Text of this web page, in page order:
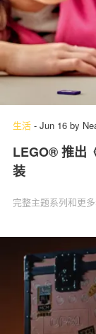
生活 - Jun 16 by
LEGO® 推出
装
完整主题系列和更